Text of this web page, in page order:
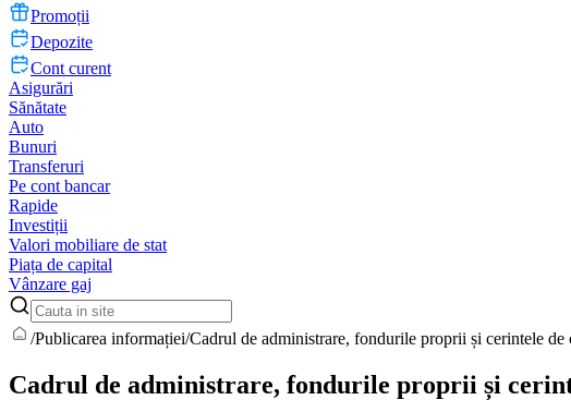
Promoții
Depozite
Cont curent
Asigurări
Sănătate
Auto
Bunuri
Transferuri
Pe cont bancar
Rapide
Investiții
Valori mobiliare de stat
Piața de capital
Vânzare gaj
/Publicarea informației/Cadrul de administrare, fondurile proprii și cerintele de
Cadrul de administrare, fondurile proprii și